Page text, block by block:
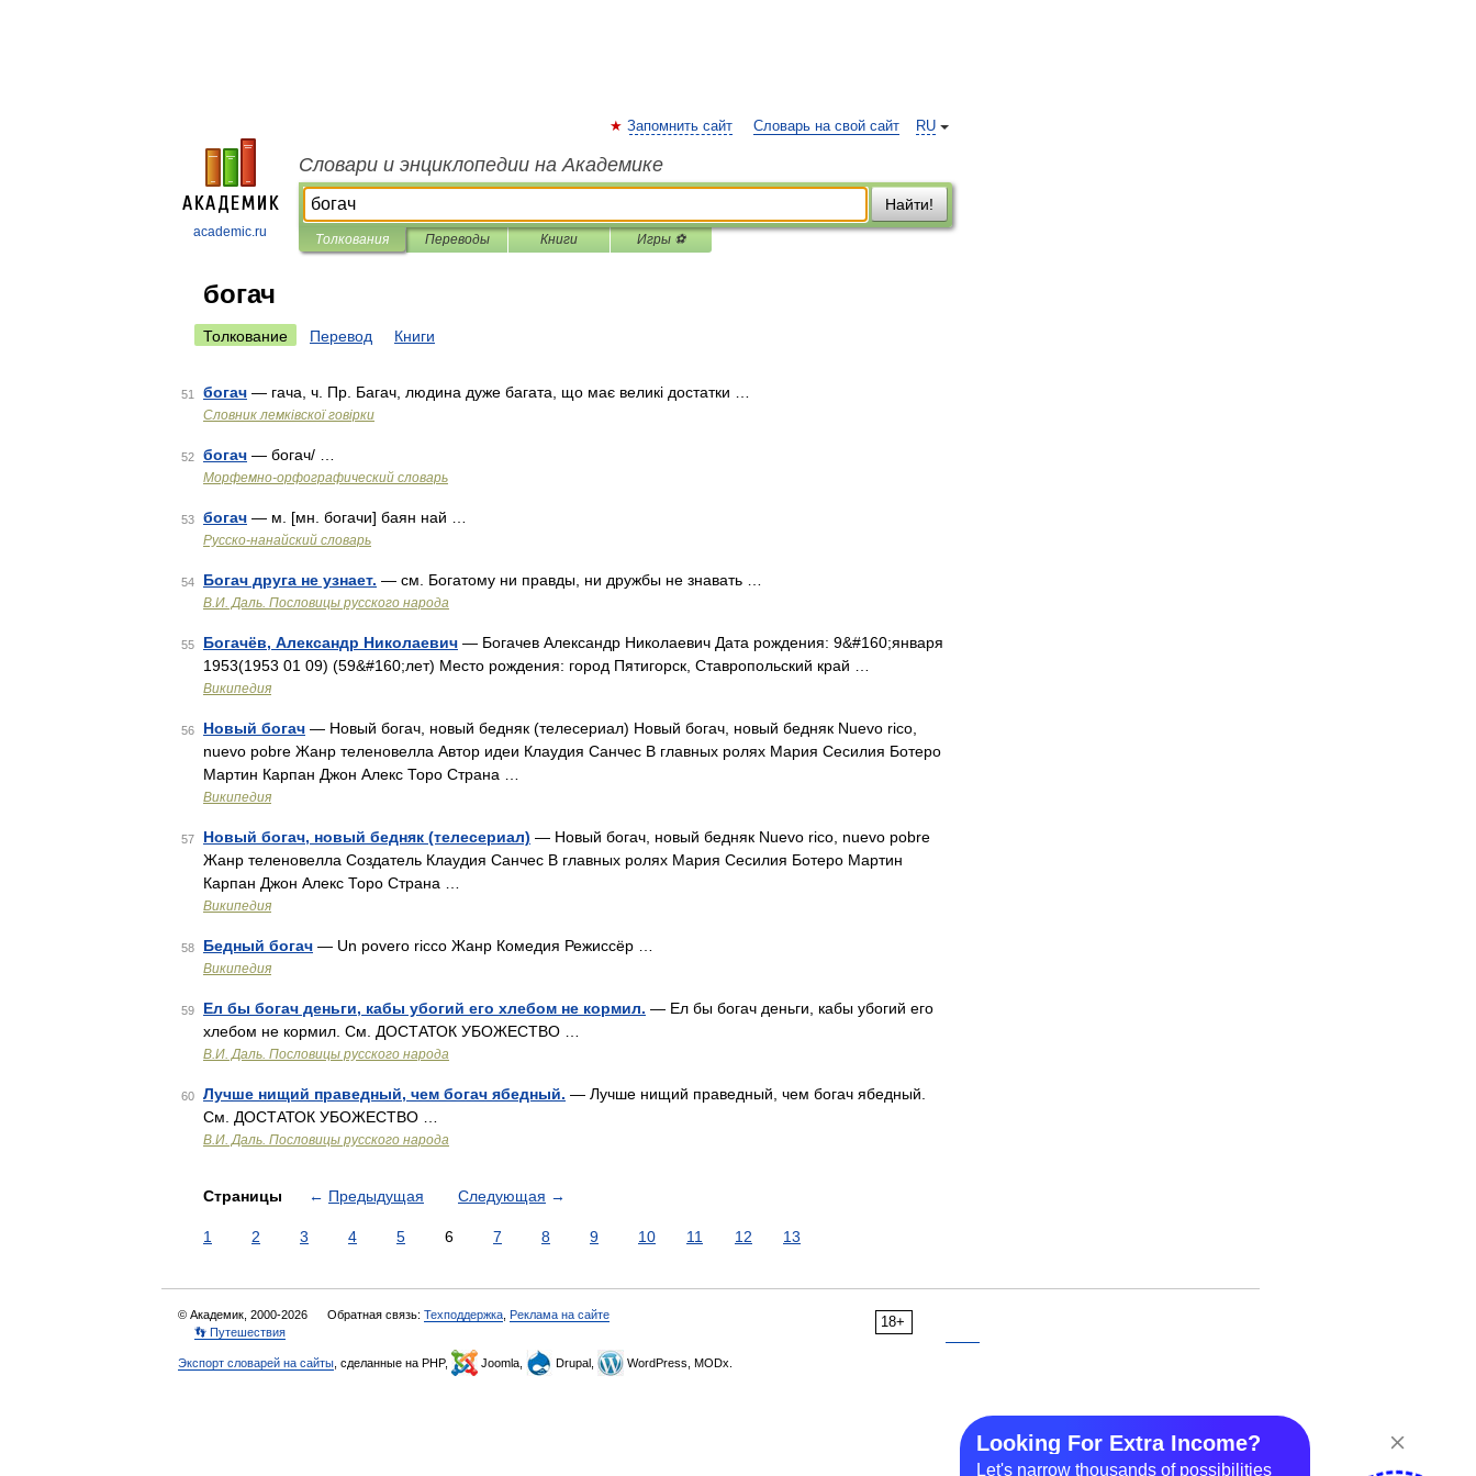
academic.ru
RU
Запомнить сайт Словарь на свой сайт
Словари и энциклопедии на Академике
Найти!
Толкования Переводы Книги Игры ⚽
богач
Толкование Перевод Книги
51 богач — гача, ч. Пр. Багач, людина дуже багата, що має великі достатки …
Словник лемківскої говірки
52 богач — богач/ …
Морфемно-орфографический словарь
53 богач — м. [мн. богачи] баян най …
Русско-нанайский словарь
54 Богач друга не узнает. — см. Богатому ни правды, ни дружбы не знавать …
В.И. Даль. Пословицы русского народа
55 Богачёв, Александр Николаевич — Богачев Александр Николаевич Дата рождения: 9&#160;января
1953(1953 01 09) (59&#160;лет) Место рождения: город Пятигорск, Ставропольский край …
Википедия
56 Новый богач — Новый богач, новый бедняк (телесериал) Новый богач, новый бедняк Nuevo rico,
nuevo pobre Жанр теленовелла Автор идеи Клаудия Санчес В главных ролях Мария Сесилия Ботеро
Мартин Карпан Джон Алекс Торо Страна …
Википедия
57 Новый богач, новый бедняк (телесериал) — Новый богач, новый бедняк Nuevo rico, nuevo pobre
Жанр теленовелла Создатель Клаудия Санчес В главных ролях Мария Сесилия Ботеро Мартин
Карпан Джон Алекс Торо Страна …
Википедия
58 Бедный богач — Un povero ricco Жанр Комедия Режиссёр …
Википедия
59 Ел бы богач деньги, кабы убогий его хлебом не кормил. — Ел бы богач деньги, кабы убогий его
хлебом не кормил. См. ДОСТАТОК УБОЖЕСТВО …
В.И. Даль. Пословицы русского народа
60 Лучше нищий праведный, чем богач ябедный. — Лучше нищий праведный, чем богач ябедный.
См. ДОСТАТОК УБОЖЕСТВО …
В.И. Даль. Пословицы русского народа
Страницы ← Предыдущая Следующая →
1 2 3 4 5 6 7 8 9 10 11 12 13
18+
© Академик, 2000-2026 Обратная связь: Техподдержка Реклама на сайте
👣 Путешествия
Экспорт словарей на сайты , сделанные на PHP, Joomla, Drupal, WordPress, MODx.